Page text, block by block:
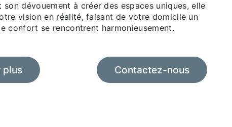
dévouement à créer des espaces uniques, elle
vision en réalité, faisant de votre domicile un
confort se rencontrent harmonieusement.
plus Contactez-nous